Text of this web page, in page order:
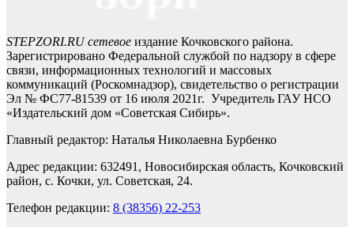
STEPZORI.RU сетевое издание Кочковского района.
Зарегистрировано Федеральной службой по надзору в сфере
связи, информационных технологий и массовых
коммуникаций (Роскомнадзор), свидетельство о регистрации
Эл № ФС77-81539 от 16 июля 2021г. Учредитель ГАУ НСО
«Издательский дом «Советская Сибирь».
Главный редактор: Наталья Николаевна Бурбенко
Адрес редакции: 632491, Новосибирская область, Кочковский
район, с. Кочки, ул. Советская, 24.
Телефон редакции: 8 (38356) 22-253